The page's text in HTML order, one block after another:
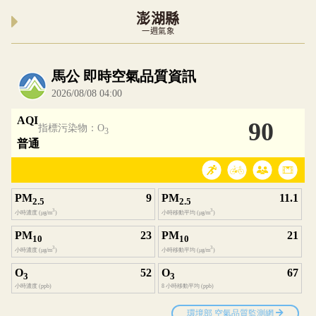
澎湖縣
一週氣象
內嵌空氣品質小工具為視覺預覽，完整即時空